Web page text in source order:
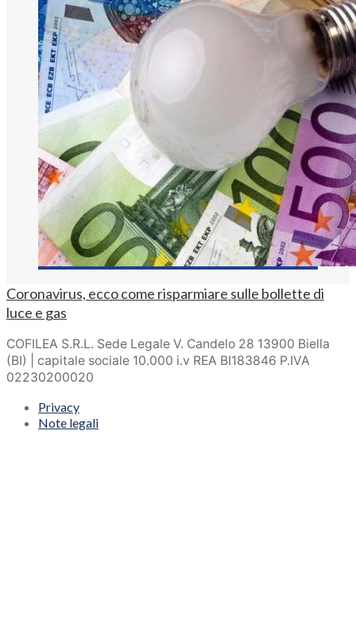
Coronavirus, ecco come risparmiare sulle bollette di
luce e gas
COFILEA S.R.L. Sede Legale V. Candelo 28 13900 Biella
(BI) | capitale sociale 10.000 i.v REA BI183846 P.IVA
02230200020
Privacy
Note legali